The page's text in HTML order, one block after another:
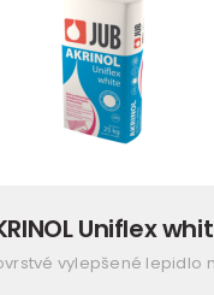
Uniflex
vylepšené lepidlo